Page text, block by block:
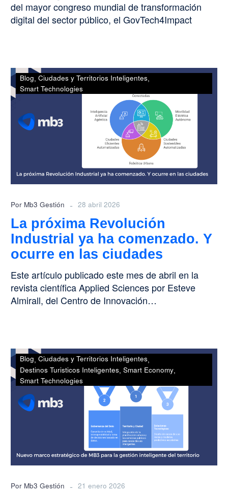
del mayor congreso mundial de transformación
digital del sector público, el GovTech4Impact
La
próxima
Revolución
Industrial
ya
ha
comenzado.
ocurre
en
las
Blog Ciudades y Territorios Inteligentes
Smart Technologies
Por Mb3 Gestión - 28 abril 2026
La próxima Revolución
Industrial ya ha comenzado. Y
ocurre en las ciudades
Este artículo publicado este mes de abril en la
revista científica Applied Sciences por Esteve
Almirall, del Centro de Innovación…
Nuevo
marco
para
la
avanzada
del
territorio:
datos,
modelos
Blog Ciudades y Territorios Inteligentes
Destinos Turisticos Inteligentes Smart Economy
Smart Technologies
Por Mb3 Gestión - 21 enero 2026